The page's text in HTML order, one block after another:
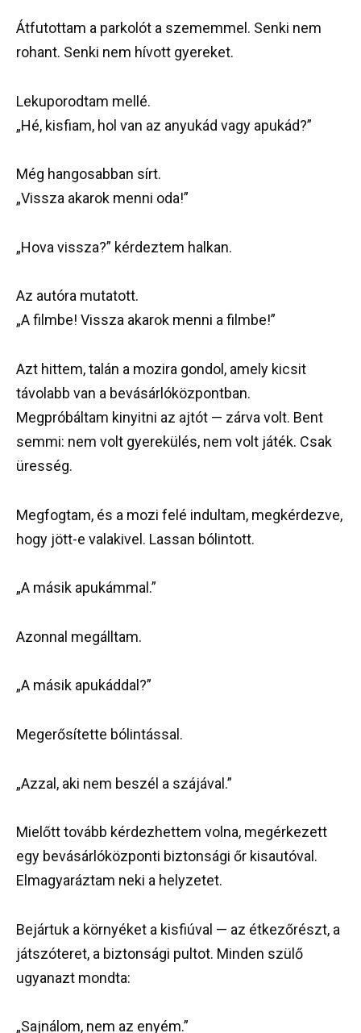
Átfutottam a parkolót a szememmel. Senki nem
rohant. Senki nem hívott gyereket.
Lekuporodtam mellé.
„Hé, kisfiam, hol van az anyukád vagy apukád?”
Még hangosabban sírt.
„Vissza akarok menni oda!”
„Hova vissza?” kérdeztem halkan.
Az autóra mutatott.
„A filmbe! Vissza akarok menni a filmbe!”
Azt hittem, talán a mozira gondol, amely kicsit
távolabb van a bevásárlóközpontban.
Megpróbáltam kinyitni az ajtót — zárva volt. Bent
semmi: nem volt gyerekülés, nem volt játék. Csak
üresség.
Megfogtam, és a mozi felé indultam, megkérdezve,
hogy jött-e valakivel. Lassan bólintott.
„A másik apukámmal.”
Azonnal megálltam.
„A másik apukáddal?”
Megerősítette bólintással.
„Azzal, aki nem beszél a szájával.”
Mielőtt tovább kérdezhettem volna, megérkezett
egy bevásárlóközponti biztonsági őr kisautóval.
Elmagyaráztam neki a helyzetet.
Bejártuk a környéket a kisfiúval — az étkezőrészt, a
játszóteret, a biztonsági pultot. Minden szülő
ugyanazt mondta:
„Sajnálom, nem az enyém.”